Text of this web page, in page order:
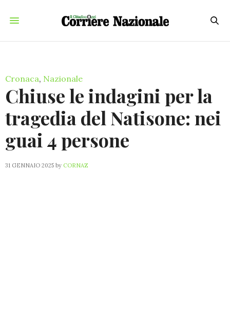
Cronaca, Nazionale
Chiuse le indagini per la
tragedia del Natisone: nei
guai 4 persone
31 GENNAIO 2025 by CORNAZ